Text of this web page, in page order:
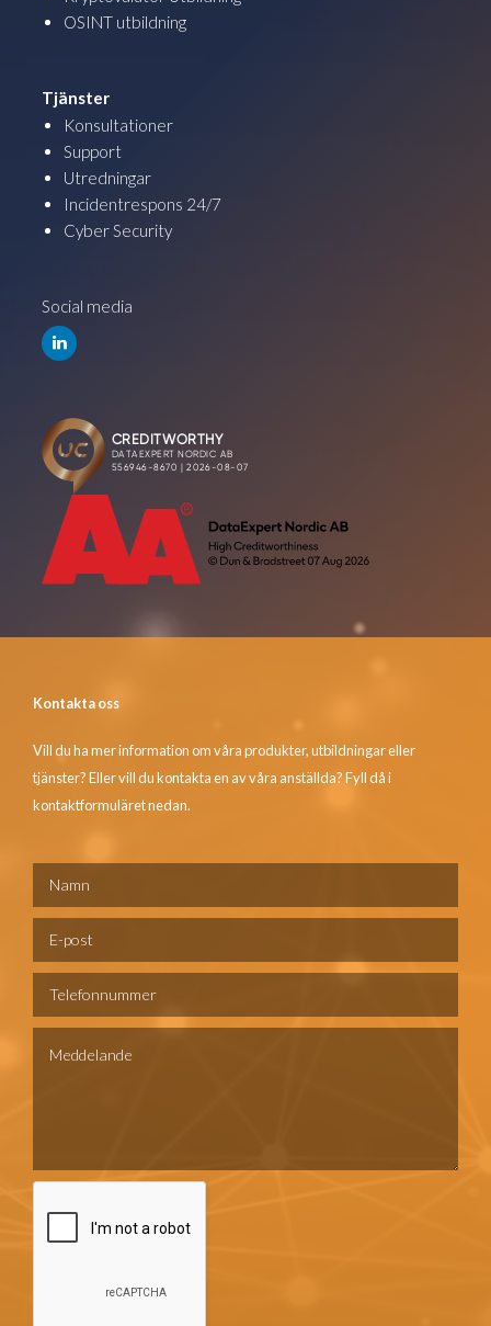
OSINT utbildning
Tjänster
Konsultationer
Support
Utredningar
Incidentrespons 24/7
Cyber Security
Social media
Kontakta oss
Vill du ha mer information om våra produkter, utbildningar eller
tjänster? Eller vill du kontakta en av våra anställda? Fyll då i
kontaktformuläret nedan.